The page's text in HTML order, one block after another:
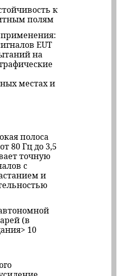
к
полям
EUT
на
местах и
полоса
80 Гц до 3,5
точную
с
и
(в
10